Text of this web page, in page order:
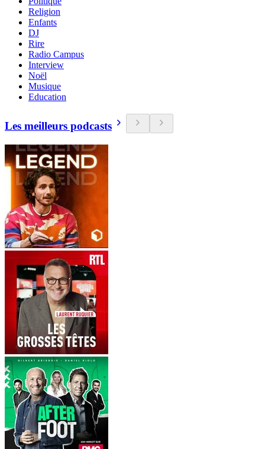
Religion
Enfants
DJ
Rire
Radio Campus
Interview
Noël
Musique
Education
Les meilleurs podcasts